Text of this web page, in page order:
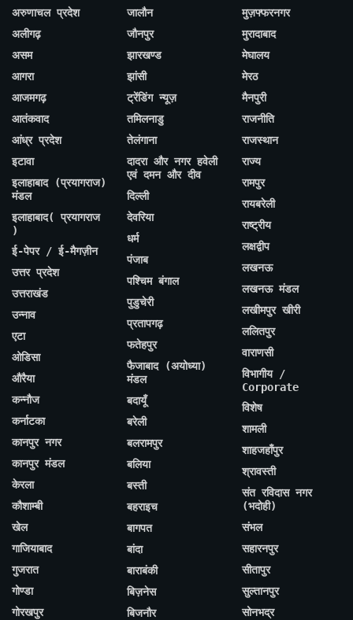
अरुणाचल प्रदेश
अलीगढ़
असम
आगरा
आजमगढ़
आतंकवाद
आंध्र प्रदेश
इटावा
इलाहाबाद (प्रयागराज)
मंडल
इलाहाबाद( प्रयागराज
)
ई-पेपर / ई-मैगज़ीन
उत्तर प्रदेश
उत्तराखंड
उन्नाव
एटा
ओडिसा
औरैया
कन्नौज
कर्नाटका
कानपुर नगर
कानपुर मंडल
केरला
कौशाम्बी
खेल
गाजियाबाद
गुजरात
गोण्डा
गोरखपुर
जालौन
जौनपुर
झारखण्ड
झांसी
ट्रेंडिंग न्यूज़
तमिलनाडु
तेलंगाना
दादरा और नगर हवेली
एवं दमन और दीव
दिल्ली
देवरिया
धर्म
पंजाब
पश्चिम बंगाल
पुडुचेरी
प्रतापगढ़
फतेहपुर
फैजाबाद (अयोध्या)
मंडल
बदायूँ
बरेली
बलरामपुर
बलिया
बस्ती
बहराइच
बागपत
बांदा
बाराबंकी
बिज़नेस
बिजनौर
मुज़फ्फरनगर
मुरादाबाद
मेघालय
मेरठ
मैनपुरी
राजनीति
राजस्थान
राज्य
रामपुर
रायबरेली
राष्ट्रीय
लक्षद्वीप
लखनऊ
लखनऊ मंडल
लखीमपुर खीरी
ललितपुर
वाराणसी
विभागीय /
Corporate
विशेष
शामली
शाहजहाँपुर
श्रावस्ती
संत रविदास नगर
(भदोही)
संभल
सहारनपुर
सीतापुर
सुल्तानपुर
सोनभद्र